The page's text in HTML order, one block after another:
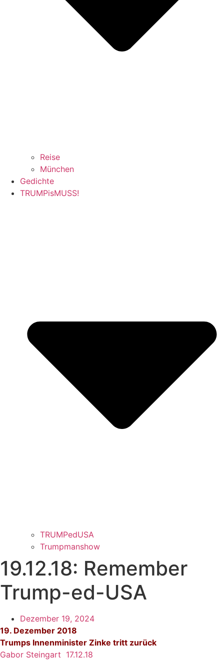
Reise
München
Gedichte
TRUMPisMUSS!
TRUMPedUSA
Trumpmanshow
19.12.18: Remember
Trump-ed-USA
Dezember 19, 2024
19. Dezember 2018
Trumps Innenminister Zinke tritt zurück
Gabor Steingart 17.12.18